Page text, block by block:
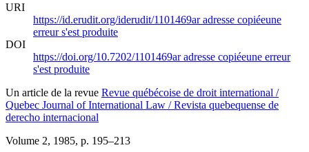
URI
https://id.erudit.org/iderudit/1101469aradresse copiéeune
erreur s'est produite
DOI
https://doi.org/10.7202/1101469aradresse copiéeune erreur
s'est produite
Un article de la revue Revue québécoise de droit international /
Quebec Journal of International Law / Revista quebequense de
derecho internacional
Volume 2, 1985, p. 195–213